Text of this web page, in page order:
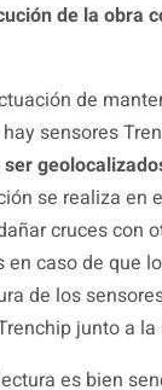
de la obra
de
sensores
se realiza en
cruces con
caso de que
de los
junto a la
es bien